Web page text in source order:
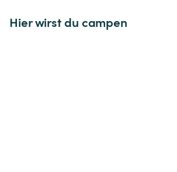
Hier wirst du campen